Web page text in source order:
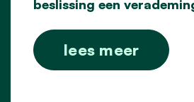
beslissing een
lees meer